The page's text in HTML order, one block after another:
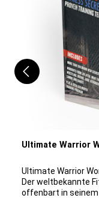
Ultimate Warrior
Ultimate Warrior
Der weltbekannte
offenbart in seinem